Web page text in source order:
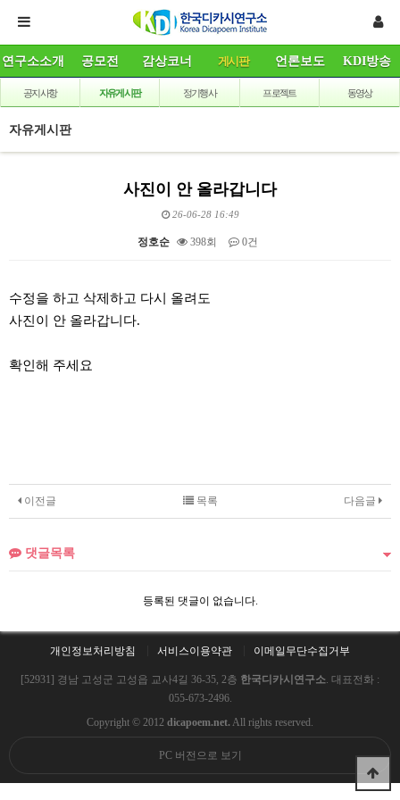
연구소소개 공모전 감상코너 게시판 언론보도 KDI방송
공지사항 자유게시판 정기행사 프로젝트 동영상
자유게시판
사진이 안 올라갑니다
26-06-28 16:49
정호순 398회 0건
수정을 하고 삭제하고 다시 올려도
사진이 안 올라갑니다.
확인해 주세요
이전글 다음글
목록
댓글목록
등록된 댓글이 없습니다.
개인정보처리방침 서비스이용약관 이메일무단수집거부
[52931] 경남 고성군 고성읍 교사4길 36-35, 2층 한국디카시연구소. 대표전화 :
055-673-2496.
Copyright © 2012 dicapoem.net. All rights reserved.
PC 버전으로 보기